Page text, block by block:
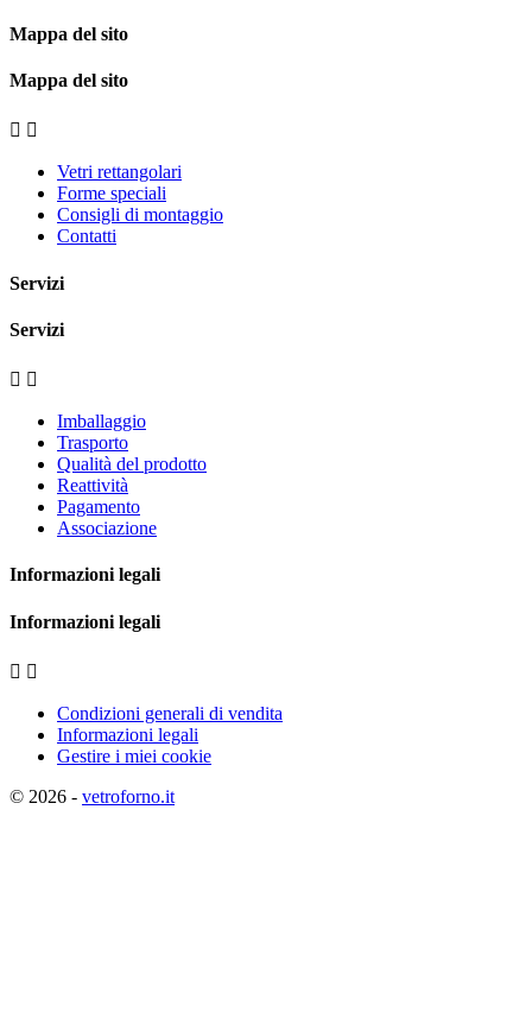
Mappa del sito
Mappa del sito
 
Vetri rettangolari
Forme speciali
Consigli di montaggio
Contatti
Servizi
Servizi
 
Imballaggio
Trasporto
Qualità del prodotto
Reattività
Pagamento
Associazione
Informazioni legali
Informazioni legali
 
Condizioni generali di vendita
Informazioni legali
Gestire i miei cookie
© 2026 - vetroforno.it